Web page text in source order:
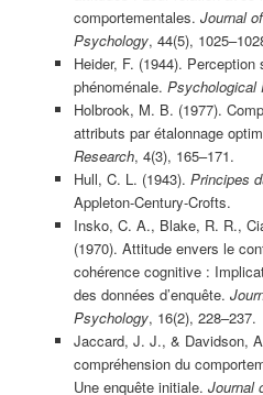
comportementales. Journal
Psychology, 44(5),
Heider, F. (1944).
phénoménale. Psychological
Holbrook, M. B. (1977).
attributs par étalonnage
Research, 4(3), 165–171.
Hull, C. L. (1943). Principes
Appleton-Century-Crofts.
Insko, C. A., Blake, R. R.,
(1970). Attitude envers le
cohérence cognitive :
des données d’enquête.
Psychology, 16(2), 228–237.
Jaccard, J. J., & Davidson,
compréhension du
Une enquête initiale. Journal